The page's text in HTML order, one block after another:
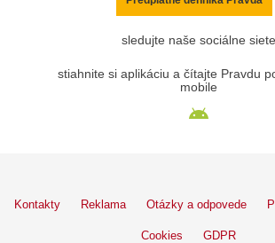
sledujte naše sociálne siete
stiahnite si aplikáciu a čítajte Pravdu
mobile
Kontakty Reklama Otázky a odpovede
Cookies GDPR